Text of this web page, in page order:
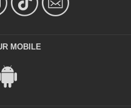
MOBILE